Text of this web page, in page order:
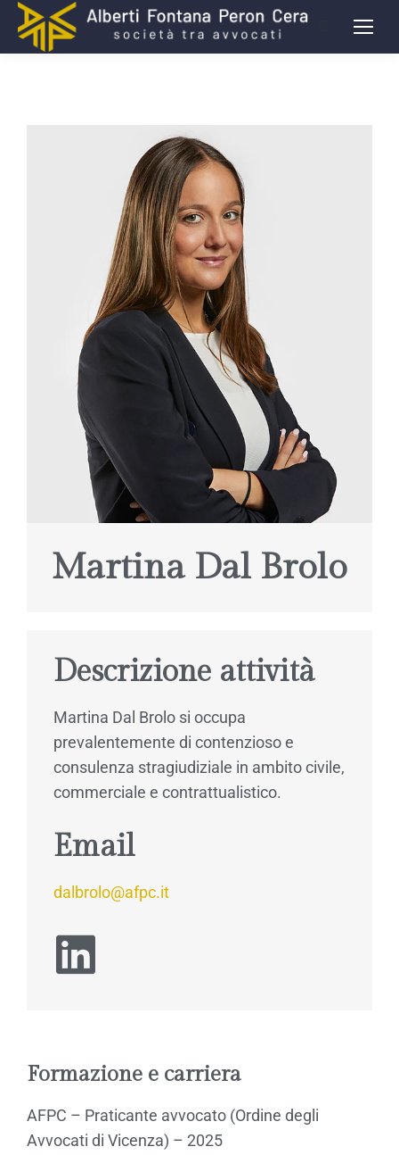
Martina Dal Brolo
Descrizione attività
Martina Dal Brolo si occupa
prevalentemente di contenzioso e
consulenza stragiudiziale in ambito civile,
commerciale e contrattualistico.
Email
dalbrolo@afpc.it
Formazione e carriera
AFPC – Praticante avvocato (Ordine degli
Avvocati di Vicenza) – 2025